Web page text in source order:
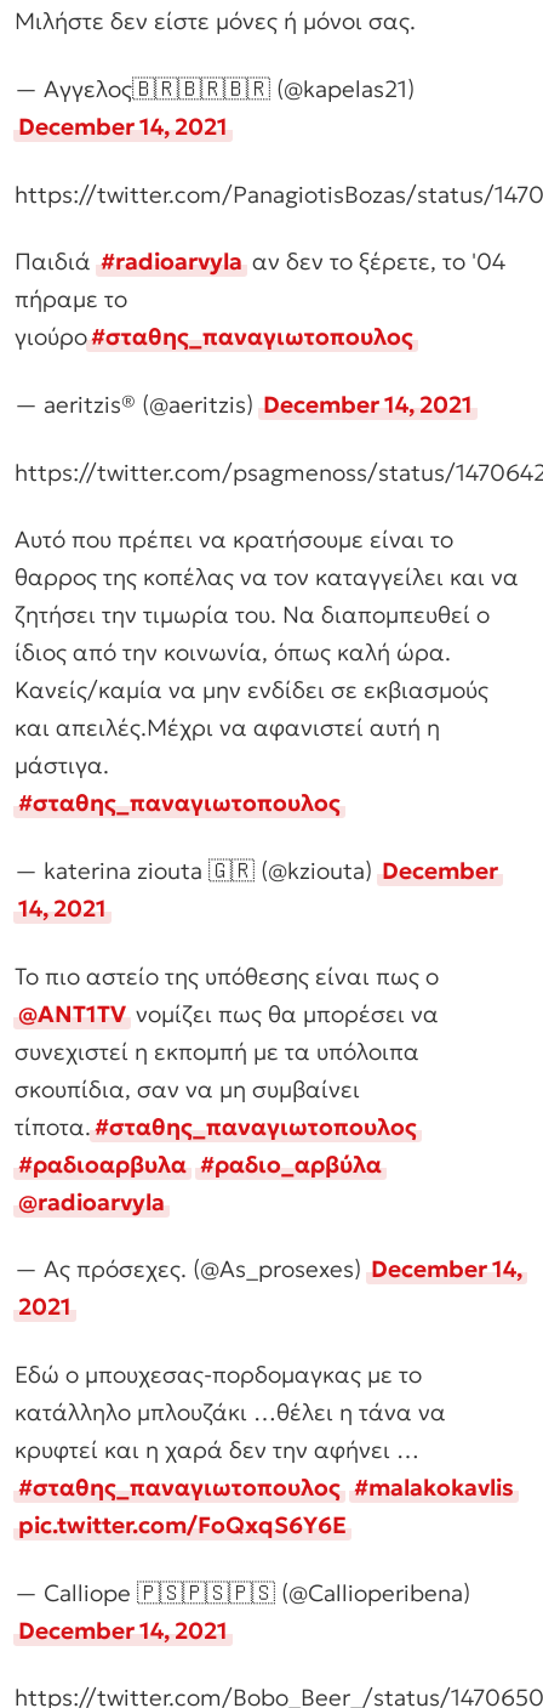
Μιλήστε δεν είστε μόνες ή μόνοι σας.
— Αγγελος🇧🇷🇧🇷🇧🇷 (@kapelas21)
December 14, 2021
https://twitter.com/PanagiotisBozas/status/
Παιδιά#radioarvylaαν δεν το ξέρετε, το '04
πήραμε το
γιούρο#σταθης_παναγιωτοπουλος
— aeritzis®️ (@aeritzis)December 14, 2021
https://twitter.com/psagmenoss/status/
Αυτό που πρέπει να κρατήσουμε είναι το
θαρρος της κοπέλας να τον καταγγείλει και να
ζητήσει την τιμωρία του. Να διαπομπευθεί ο
ίδιος από την κοινωνία, όπως καλή ώρα.
Κανείς/καμία να μην ενδίδει σε εκβιασμούς
και απειλές.Μέχρι να αφανιστεί αυτή η
μάστιγα.
#σταθης_παναγιωτοπουλος
— katerina ziouta 🇬🇷 (@kziouta)December
14, 2021
Το πιο αστείο της υπόθεσης είναι πως ο
@ANT1TVνομίζει πως θα μπορέσει να
συνεχιστεί η εκπομπή με τα υπόλοιπα
σκουπίδια, σαν να μη συμβαίνει
τίποτα.#σταθης_παναγιωτοπουλος
#ραδιοαρβυλα #ραδιο_αρβύλα
@radioarvyla
— Ας πρόσεχες. (@As_prosexes)December 14,
2021
Εδώ ο μπουχεσας-πορδομαγκας με το
κατάλληλο μπλουζάκι …θέλει η τάνα να
κρυφτεί και η χαρά δεν την αφήνει …
#σταθης_παναγιωτοπουλος #malakokavlis
pic.twitter.com/FoQxqS6Y6E
— Calliope 🇵🇸🇵🇸🇵🇸 (@Callioperibena)
December 14, 2021
https://twitter.com/Bobo_Beer_/status/